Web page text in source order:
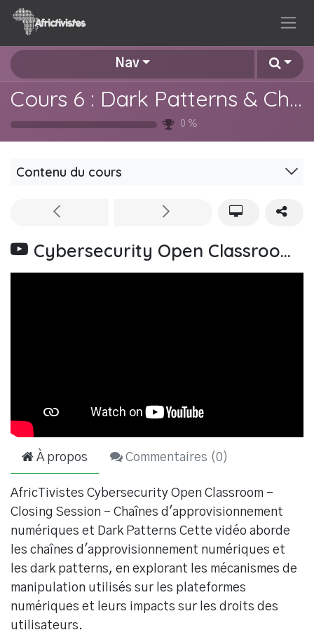
Se rendre au contenu
Nav
Cours 6 : Dark Patterns & Chaînes d'approvisionnement numériques
0 %
Contenu du cours
Cybersecurity Open Classroom : Dark Patterns & Chaînes d'approvisionnement numériques
À propos Commentaires (0)
AfricTivistes Cybersecurity Open Classroom –
Closing Session – Chaînes d'approvisionnement
numériques et Dark Patterns Cette vidéo aborde
les chaînes d'approvisionnement numériques et
les dark patterns, en explorant les mécanismes de
manipulation utilisés sur les plateformes
numériques et leurs impacts sur les droits des
utilisateurs.